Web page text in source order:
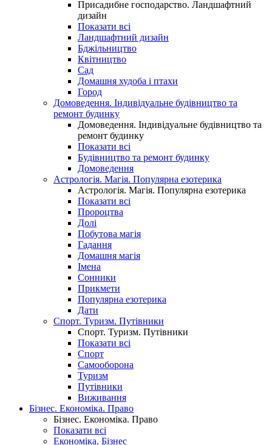
Присадибне господарство. Ландшафтний
дизайн
Показати всі
Ландшафтний дизайн
Бджільництво
Квітництво
Сад
Домашня худоба і птахи
Город
Домоведення. Індивідуальне будівництво та
ремонт будинку
Домоведення. Індивідуальне будівництво та
ремонт будинку
Показати всі
Будівництво та ремонт будинку
Домоведення
Астрологія. Магія. Популярна езотерика
Астрологія. Магія. Популярна езотерика
Показати всі
Пророцтва
Долі
Побутова магія
Гадання
Домашня магія
Імена
Сонники
Прикмети
Популярна езотерика
Дати
Спорт. Туризм. Путівники
Спорт. Туризм. Путівники
Показати всі
Спорт
Самооборона
Туризм
Путівники
Виживання
Бізнес. Економіка. Право
Бізнес. Економіка. Право
Показати всі
Економіка. Бізнес